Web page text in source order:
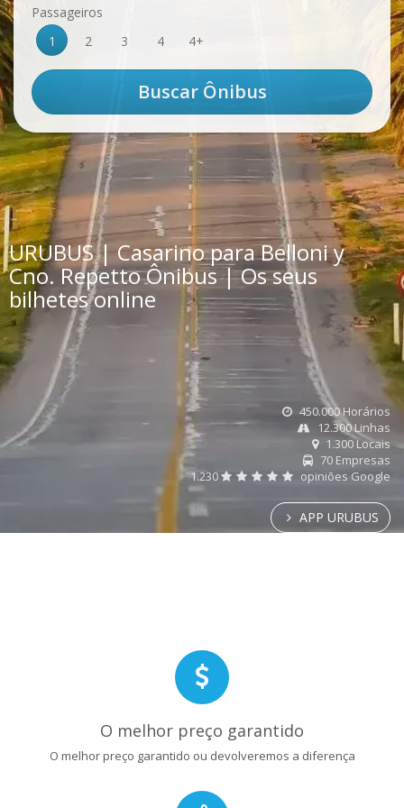
Passageiros
1
2 3 4 4+
URUBUS | Casarino para Belloni y
Cno. Repetto Ônibus | Os seus
bilhetes online
450.000 Horários
12.300 Linhas
1.300 Locais
70 Empresas
1.230
opiniões Google
APP URUBUS
O melhor preço garantido
O melhor preço garantido ou devolveremos a diferença